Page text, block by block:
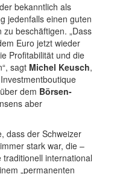
bekanntlich als
jedenfalls einen guten
beschäftigen. „Dass
Euro jetzt wieder
Profitabilität und die
sagt Michel Keusch,
dem Börsen-
aber
dass der Schweizer
stark war, die –
international
„permanenten